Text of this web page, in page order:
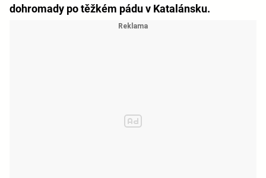
dohromady po těžkém pádu v Katalánsku.